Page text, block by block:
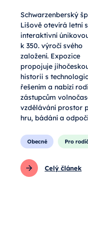
Schwarzenberský
Lišově otevírá letní
interaktivní
k 350. výročí svého
založení. Expozice
propojuje
historii s
řešením a nabízí
zástupcům
vzdělávání prostor
hru, bádání a
Obecné Pro
Celý článek